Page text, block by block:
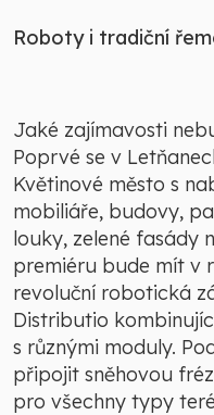
Roboty i tradiční
Jaké zajímavosti
Poprvé se v
Květinové město s
mobiliáře, budovy,
louky, zelené fasády
premiéru bude mít v
revoluční robotická
Distributio
s různými moduly.
připojit sněhovou
pro všechny typy